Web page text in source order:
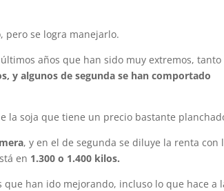
pero se logra manejarlo.
años que han sido muy extremos, tanto
y algunos de segunda se han comportado
la soja que tiene un precio bastante
, y en el de segunda se diluye la renta con
en 1.300 o 1.400 kilos.
que han ido mejorando, incluso lo que hace a